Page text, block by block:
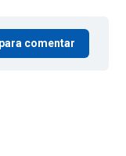
comentar